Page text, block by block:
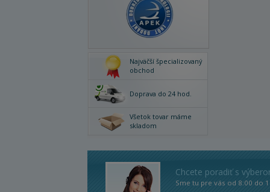
Najväčší špecializovaný
obchod
Doprava do 24 hod.
Všetok tovar máme
skladom
Chcete poradiť s
Sme tu pre vás od 8:00 do